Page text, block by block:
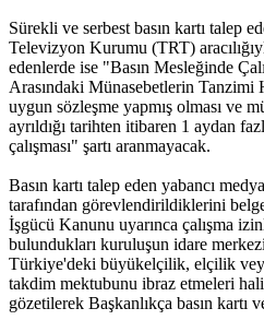
Sürekli ve serbest basın kartı talep
Televizyon Kurumu (TRT)
edenlerde ise "Basın Mesleğinde
Arasındaki Münasebetlerin Tanzimi
uygun sözleşme yapmış olması ve
ayrıldığı tarihten itibaren 1 aydan
çalışması" şartı aranmayacak.
Basın kartı talep eden yabancı
tarafından görevlendirildiklerini
İşgücü Kanunu uyarınca çalışma
bulundukları kuruluşun idare
Türkiye'deki büyükelçilik, elçilik
takdim mektubunu ibraz etmeleri
gözetilerek Başkanlıkça basın kartı